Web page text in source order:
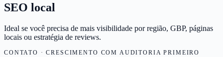
SEO local
Ideal se você precisa de mais visibilidade por região, GBP, páginas
locais ou estratégia de reviews.
CONTATO · CRESCIMENTO COM AUDITORIA PRIMEIRO